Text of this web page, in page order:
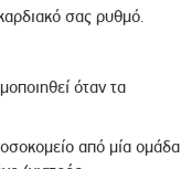
σας ρυθμό.
όταν τα
από μία ομάδα